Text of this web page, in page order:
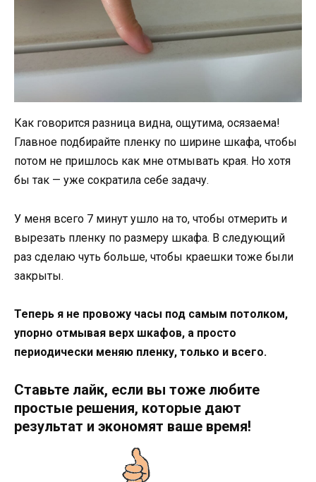
Как говорится разница видна, ощутима, осязаема!
Главное подбирайте пленку по ширине шкафа, чтобы
потом не пришлось как мне отмывать края. Но хотя
бы так — уже сократила себе задачу.
У меня всего 7 минут ушло на то, чтобы отмерить и
вырезать пленку по размеру шкафа. В следующий
раз сделаю чуть больше, чтобы краешки тоже были
закрыты.
Теперь я не провожу часы под самым потолком,
упорно отмывая верх шкафов, а просто
периодически меняю пленку, только и всего.
Ставьте лайк, если вы тоже любите
простые решения, которые дают
результат и экономят ваше время!